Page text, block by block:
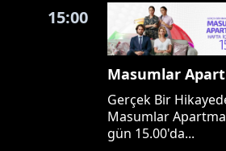
15:00
Masumlar
Gerçek Bir
Masumlar
gün 15.00'da...